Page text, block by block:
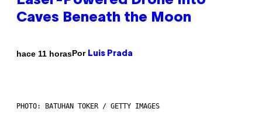
Caves Beneath the Moon
hace 11 horasPor Luis Prada
PHOTO: BATUHAN TOKER / GETTY IMAGES